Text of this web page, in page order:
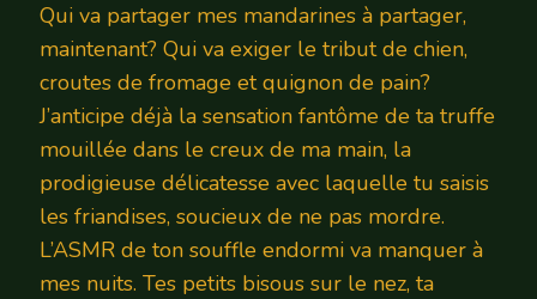
Qui va partager mes mandarines à partager,
maintenant? Qui va exiger le tribut de chien,
croutes de fromage et quignon de pain?
J’anticipe déjà la sensation fantôme de ta truffe
mouillée dans le creux de ma main, la
prodigieuse délicatesse avec laquelle tu saisis
les friandises, soucieux de ne pas mordre.
L’ASMR de ton souffle endormi va manquer à
mes nuits. Tes petits bisous sur le nez, ta